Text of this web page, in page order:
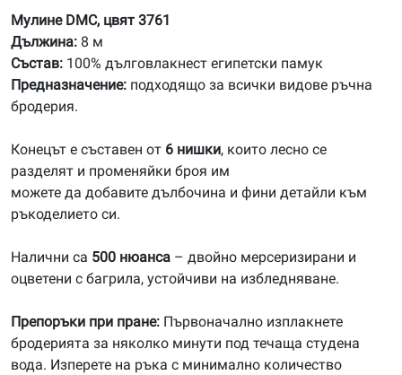
Мулине DMC, цвят 3761
Дължина: 8 м
Състав: 100% дълговлакнест египетски памук
Предназначение: подходящо за всички видове ръчна
бродерия.
Конецът е съставен от 6 нишки, които лесно се
разделят и променяйки броя им
можете да добавите дълбочина и фини детайли към
ръкоделието си.
Налични са 500 нюанса – двойно мерсеризирани и
оцветени с багрила, устойчиви на избледняване.
Препоръки при пране: Първоначално изплакнете
бродерията за няколко минути под течаща студена
вода. Изперете на ръка с минимално количество